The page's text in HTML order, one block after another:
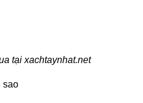
tại xachtaynhat.net
sao